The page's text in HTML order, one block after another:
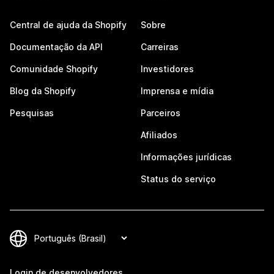
Central de ajuda da Shopify
Documentação da API
Comunidade Shopify
Blog da Shopify
Pesquisas
Sobre
Carreiras
Investidores
Imprensa e mídia
Parceiros
Afiliados
Informações jurídicas
Status do serviço